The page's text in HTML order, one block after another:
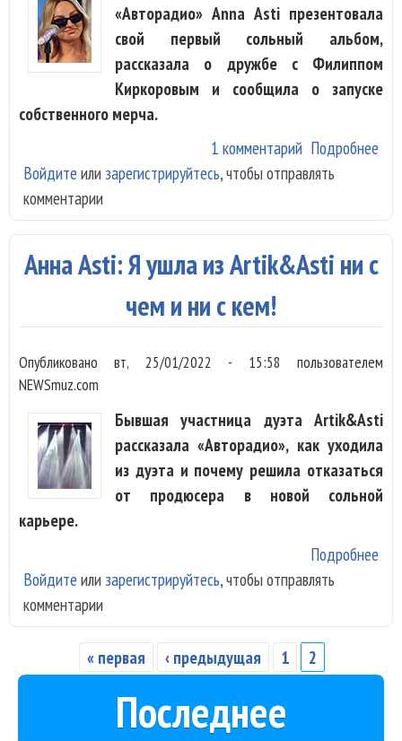
«Авторадио» Anna Asti презентовала
свой первый сольный альбом,
рассказала о дружбе с Филиппом
Киркоровым и сообщила о запуске
собственного мерча.
Подробнее
1 комментарий
Войдите или зарегистрируйтесь, чтобы отправлять
комментарии
Анна Asti: Я ушла из Artik&Asti ни с
чем и ни с кем!
Опубликовановт, 25/01/2022 - 15:58 пользователем
NEWSmuz.com
Бывшая участница дуэта Artik&Asti
рассказала «Авторадио», как уходила
из дуэта и почему решила отказаться
от продюсера в новой сольной
карьере.
Подробнее
ни
Войдите или зарегистрируйтесь, чтобы отправлять
комментарии
Страницы
« первая ‹ предыдущая 1 2
Последнее